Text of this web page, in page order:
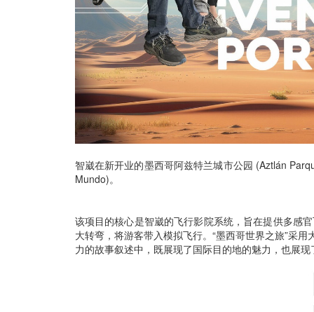
智崴在新开业的墨西哥阿兹特兰城市公园 (Aztlán
Mundo)。
该项目的核心是智崴的飞行影院系统，旨在提供多感
大转弯，将游客带入模拟飞行。“墨西哥世界之旅”采
力的故事叙述中，既展现了国际目的地的魅力，也展